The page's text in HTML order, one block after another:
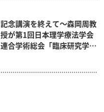
記念講演を終えて～森岡周教
授が第1回日本理学療法学会
連合学術総会「臨床研究学術